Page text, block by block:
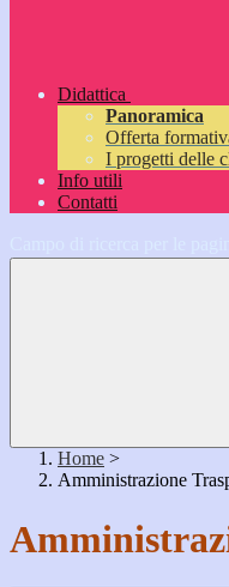
Didattica
Panoramica
Offerta
I progetti delle
Info utili
Contatti
Home >
Amministrazione